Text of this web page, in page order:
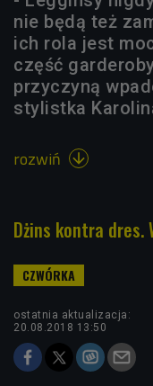
nie będą też
ich rola jest
część
przyczyną
stylistka
rozwiń 
Dżins kontra dres.
ostatnia aktualizacja:
20.08.2018 13:50